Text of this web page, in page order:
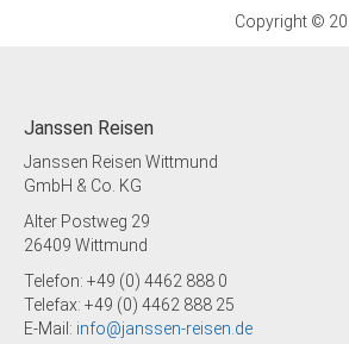
Copyright ©
Janssen Reisen
Janssen Reisen Wittmund
GmbH & Co. KG
Alter Postweg 29
26409 Wittmund
Telefon: +49 (0) 4462 888 0
Telefax: +49 (0) 4462 888 25
E-Mail: info@janssen-reisen.de